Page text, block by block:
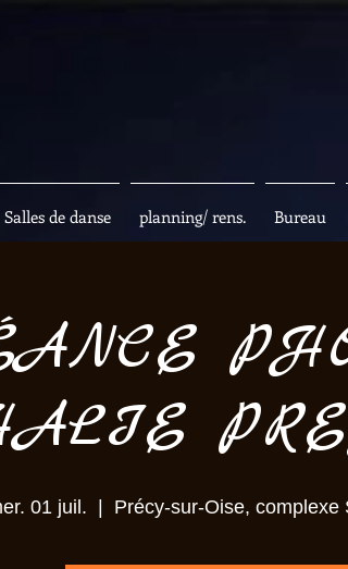
Salles de danse planning/ rens. Bureau
01 juil. Précy-sur-Oise, complexe